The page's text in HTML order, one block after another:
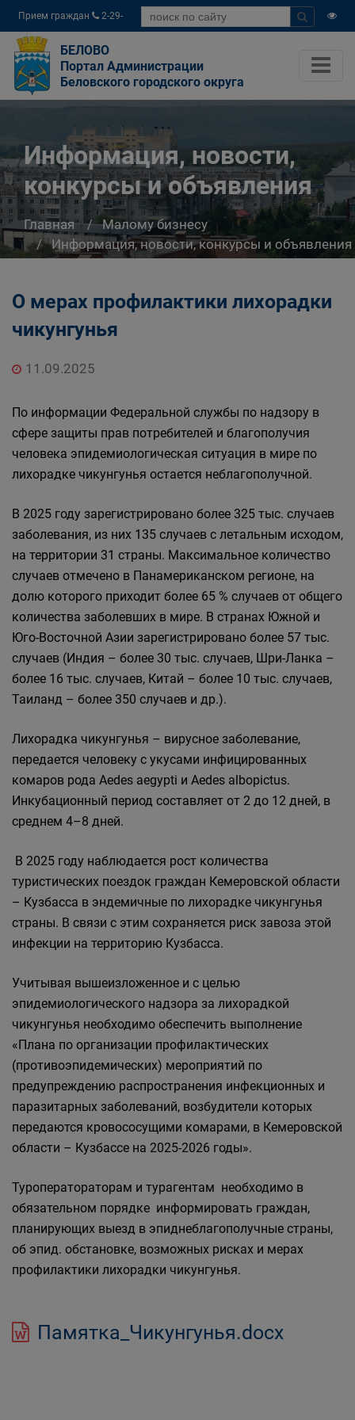
Прием граждан
2-29-
04
БЕЛОВО
Портал Администрации
Беловского городского округа
Информация, новости,
конкурсы и объявления
Главная
Малому бизнесу
Информация, новости, конкурсы и объявления
О мерах профилактики лихорадки
чикунгунья
11.09.2025
По информации Федеральной службы по надзору в
сфере защиты прав потребителей и благополучия
человека эпидемиологическая ситуация в мире по
лихорадке чикунгунья остается неблагополучной.
В 2025 году зарегистрировано более 325 тыс. случаев
заболевания, из них 135 случаев с летальным исходом,
на территории 31 страны. Максимальное количество
случаев отмечено в Панамериканском регионе, на
долю которого приходит более 65 % случаев от общего
количества заболевших в мире. В странах Южной и
Юго-Восточной Азии зарегистрировано более 57 тыс.
случаев (Индия – более 30 тыс. случаев, Шри-Ланка –
более 16 тыс. случаев, Китай – более 10 тыс. случаев,
Таиланд – более 350 случаев и др.).
Лихорадка чикунгунья – вирусное заболевание,
передается человеку с укусами инфицированных
комаров рода Aedes aegypti и Aedes albopictus.
Инкубационный период составляет от 2 до 12 дней, в
среднем 4–8 дней.
В 2025 году наблюдается рост количества
туристических поездок граждан Кемеровской области
– Кузбасса в эндемичные по лихорадке чикунгунья
страны. В связи с этим сохраняется риск завоза этой
инфекции на территорию Кузбасса.
Учитывая вышеизложенное и с целью
эпидемиологического надзора за лихорадкой
чикунгунья необходимо обеспечить выполнение
«Плана по организации профилактических
(противоэпидемических) мероприятий по
предупреждению распространения инфекционных и
паразитарных заболеваний, возбудители которых
передаются кровососущими комарами, в Кемеровской
области – Кузбассе на 2025-2026 годы».
Туроператораторам и турагентам необходимо в
обязательном порядке информировать граждан,
планирующих выезд в эпиднеблагополучные страны,
об эпид. обстановке, возможных рисках и мерах
профилактики лихорадки чикунгунья.
Памятка_Чикунгунья.docx